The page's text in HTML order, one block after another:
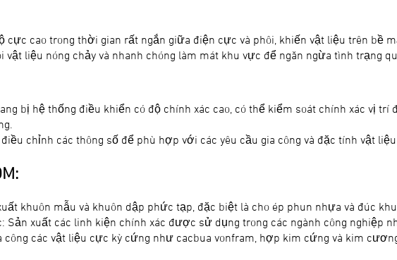
cực cao trong thời gian rất ngắn giữa điện cực và phôi, khiến vật liệu trên bề
vật liệu nóng chảy và nhanh chóng làm mát khu vực để ngăn ngừa tình trạng
bị hệ thống điều khiển có độ chính xác cao, có thể kiểm soát chính xác vị
chỉnh các thông số để phù hợp với các yêu cầu gia công và đặc tính vật liệu
khuôn mẫu và khuôn dập phức tạp, đặc biệt là cho ép phun nhựa và đúc
Sản xuất các linh kiện chính xác được sử dụng trong các ngành công nghiệp
công các vật liệu cực kỳ cứng như cacbua vonfram, hợp kim cứng và kim